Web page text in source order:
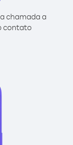
chamada a
contato